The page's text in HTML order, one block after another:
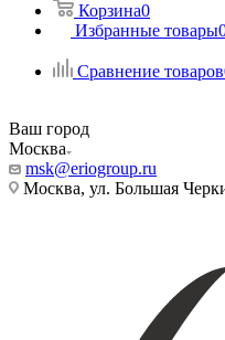
Корзина0
Избранные товары
Сравнение товаров
Ваш город
Москва
msk@eriogroup.ru
Москва, ул. Большая